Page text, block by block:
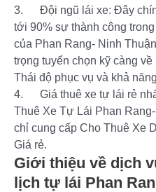
3. Đội ngũ lái xe: Đây
tới 90% sự thành công
của Phan Rang- Ninh
trọng tuyển chọn kỹ càng
Thái độ phục vụ và khả
4. Giá thuê xe tự lái rẻ
Thuê Xe Tự Lái Phan
chỉ cung cấp Cho Thuê Xe
Giá rẻ.
Giới thiệu về dịch
lịch tự lái Phan